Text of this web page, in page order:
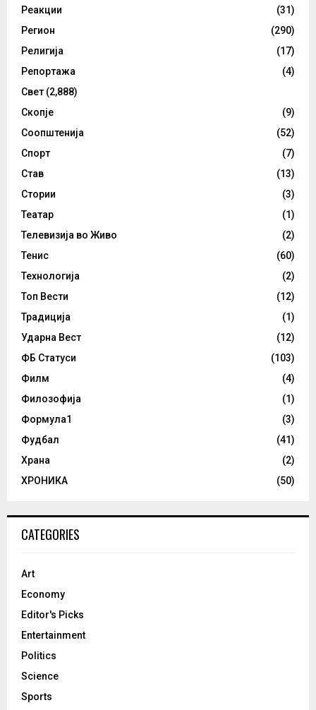
Реакции
(31)
Регион
(290)
Религија
(17)
Репортажа
(4)
Свет (2,888)
Скопје
(9)
Соопштенија
(52)
Спорт
(7)
Став
(13)
Стории
(3)
Театар
(1)
Телевизија во Живо
(2)
Тенис
(60)
Технологија
(2)
Топ Вести
(12)
Традиција
(1)
Ударна Вест
(12)
ФБ Статуси
(103)
Филм
(4)
Филозофија
(1)
Формула1
(3)
Фудбал
(41)
Храна
(2)
ХРОНИКА
(50)
CATEGORIES
Art
Economy
Editor's Picks
Entertainment
Politics
Science
Sports